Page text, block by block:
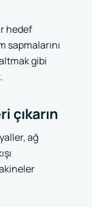
hedef
sapmalarını
gibi
çıkarın
ağ